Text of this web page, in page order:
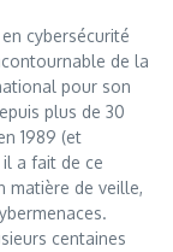
cybersécurité
de la
pour son
plus de 30
1989 (et
il a fait de ce
matière de veille,
centaines